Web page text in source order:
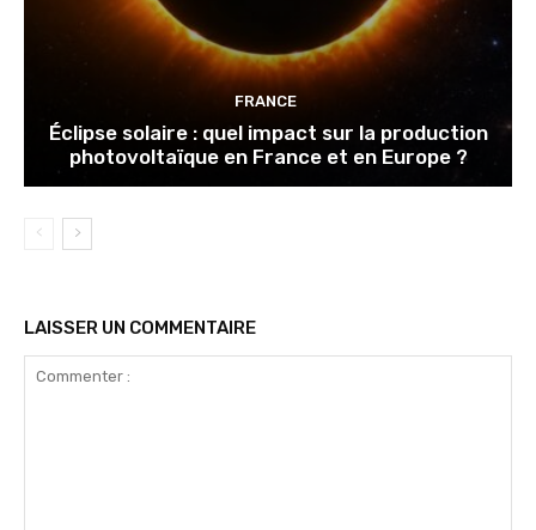
FRANCE
Éclipse solaire : quel impact sur la production
photovoltaïque en France et en Europe ?
LAISSER UN COMMENTAIRE